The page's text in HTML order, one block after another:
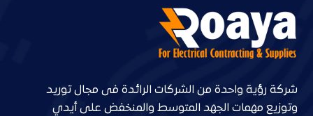
شركة رؤية واحدة من الشركات الرائدة فى مجال توريد
وتوزيع مهمات الجهد المتوسط والمنخفض على أيدي